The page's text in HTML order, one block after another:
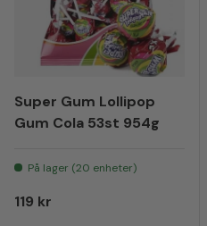
Super Gum Lollipop
Gum Cola 53st 954g
På lager (20 enheter)
Vanlig pris
119 kr